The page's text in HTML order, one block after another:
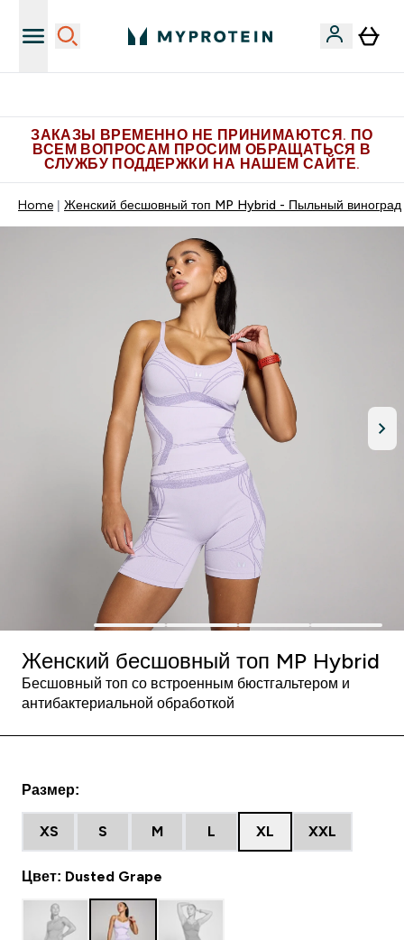
ЗАКАЗЫ ВРЕМЕННО НЕ ПРИНИМАЮТСЯ. ПО
ВСЕМ ВОПРОСАМ ПРОСИМ ОБРАЩАТЬСЯ В
СЛУЖБУ ПОДДЕРЖКИ НА НАШЕМ САЙТЕ.
Home Женский бесшовный топ MP Hybrid - Пыльный виноград
Женский бесшовный топ MP Hybrid
Бесшовный топ со встроенным бюстгальтером и
антибактериальной обработкой
Размер:
XS S M L XL XXL
Цвет: Dusted Grape